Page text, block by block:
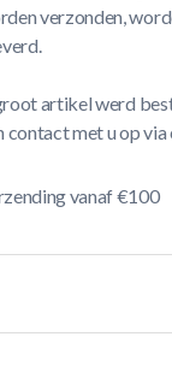
verzonden,
artikel werd
contact met u op
vanaf €100